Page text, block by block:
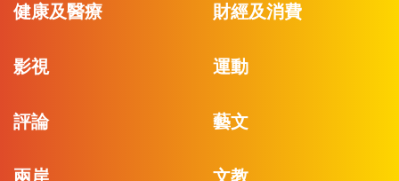
健康及醫療 財經及消費
影視 運動
評論 藝文
兩岸 文教